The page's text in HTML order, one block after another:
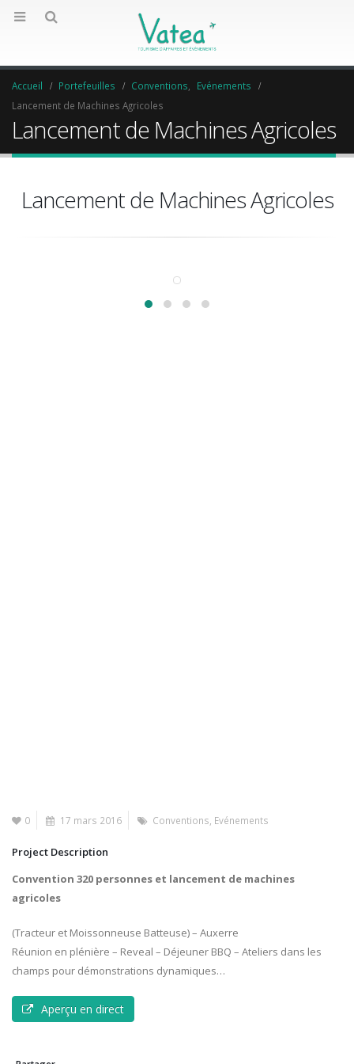
Accueil Portefeuilles Conventions
Evénements
Lancement de Machines Agricoles
Lancement de Machines Agricoles
Lancement de Machines Agricoles
0 17 mars 2016 Conventions Evénements
Project Description
Convention 320 personnes et lancement de machines
agricoles
(Tracteur et Moissonneuse Batteuse) – Auxerre
Réunion en plénière – Reveal – Déjeuner BBQ – Ateliers dans les
champs pour démonstrations dynamiques…
Aperçu en direct